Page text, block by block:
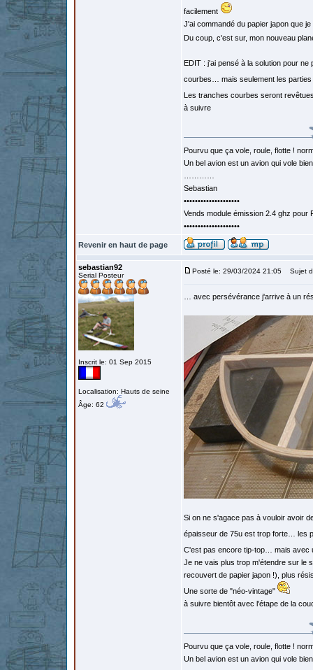
facilement
J'ai commandé du papier japon que
Du coup, c'est sur, mon nouveau
EDIT : j'ai pensé à la solution pour
courbes… mais seulement les
Les tranches courbes seront
à suivre
Pourvu que ça vole, roule, flotte !
Un bel avion est un avion qui vole
Sebastian
••••••••••••••••••••
Vends module émission 2.4 ghz
••••••••••••••••••••
Revenir en haut de page
sebastian92
Serial Posteur
Inscrit le: 01 Sep 2015
Localisation: Hauts de seine
Âge: 62
Posté le: 29/03/2024 21:05 Sujet
… avec persévérance j'arrive à un
Si on ne s'agace pas à vouloir avoir
épaisseur de 75u est trop forte… les
C'est pas encore tip-top… mais avec
Je ne vais plus trop m'étendre sur le
recouvert de papier japon !), plus
Une sorte de "néo-vintage"
à suivre bientôt avec l'étape de la
Pourvu que ça vole, roule, flotte !
Un bel avion est un avion qui vole